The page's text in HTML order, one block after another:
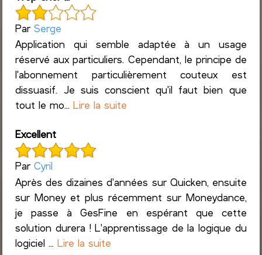
ParSerge
Application qui semble adaptée à un usage
réservé aux particuliers. Cependant, le principe de
l'abonnement particulièrement couteux est
dissuasif. Je suis conscient qu'il faut bien que
tout le mo...Lire la suite
Excellent
ParCyril
Après des dizaines d'années sur Quicken, ensuite
sur Money et plus récemment sur Moneydance,
je passe à GesFine en espérant que cette
solution durera ! L'apprentissage de la logique du
logiciel ...Lire la suite